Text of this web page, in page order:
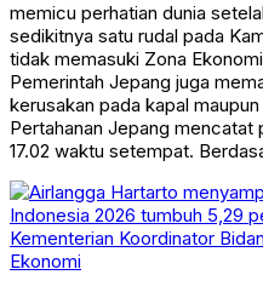
memicu perhatian dunia
sedikitnya satu rudal pada
tidak memasuki Zona
Pemerintah Jepang juga
kerusakan pada kapal
Pertahanan Jepang mencatat
17.02 waktu setempat.
Ekonomi